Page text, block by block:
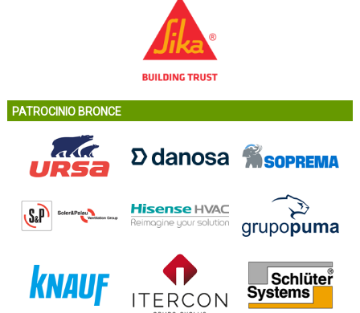
PATROCINIO BRONCE